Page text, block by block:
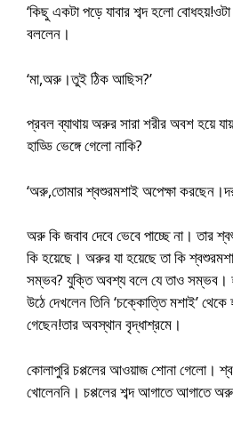
‘কিছু একটা পড়ে যাবার শব্দ হলো
বললেন।
‘মা,অরু।তুই ঠিক আছিস?’
প্রবল ব্যাথায় অরুর সারা শরীর অবশ হয়ে
হাড্ডি ভেঙ্গে গেলো নাকি?
‘অরু,তোমার শ্বশুরমশাই অপেক্ষা
অরু কি জবাব দেবে ভেবে পাচ্ছে না। তার
কি হয়েছে। অরুর যা হয়েছে তা কি
সম্ভব? যুক্তি অবশ্য বলে যে তাও সম্ভব।
উঠে দেখলেন তিনি ‘চক্কোত্তি মশাই’
গেছেন!তার অবস্থান বৃদ্ধাশ্রমে।
কোলাপুরি চপ্পলের আওয়াজ শোনা গেলো।
খোলেননি। চপ্পলের শব্দ আগাতে আগাতে